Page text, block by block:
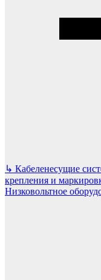
↳ Кабеленесущие
крепления и
Низковольтное